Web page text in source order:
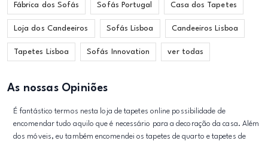
Fábrica dos Sofás Sofás Portugal Casa dos Tapetes
Loja dos Candeeiros Sofás Lisboa Candeeiros Lisboa
Tapetes Lisboa Sofás Innovation ver todas
As nossas Opiniões
É fantástico termos nesta loja de tapetes online possibilidade de
encomendar tudo aquilo que é necessário para a decoração da casa. Além
dos móveis, eu também encomendei os tapetes de quarto e tapetes de